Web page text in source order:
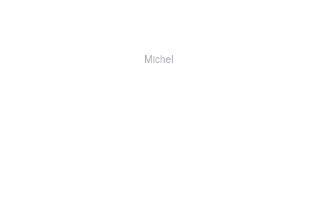
Michel